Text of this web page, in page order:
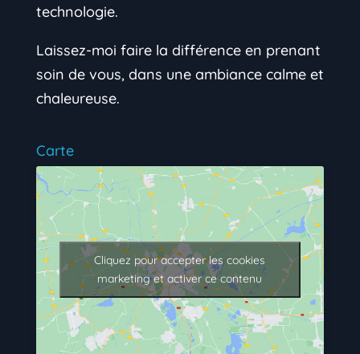
technologie.
Laissez-moi faire la différence en prenant
soin de vous, dans une ambiance calme et
chaleureuse.
Carte
Cliquez pour accepter les cookies
marketing et activer ce contenu